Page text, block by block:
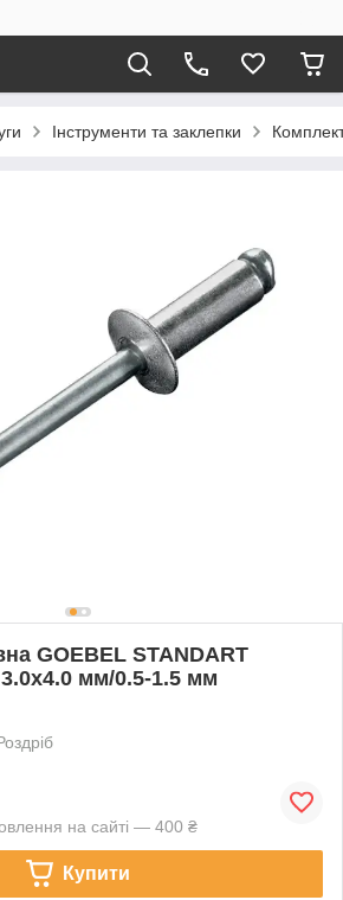
Інструменти та заклепки
GOEBEL STANDART
мм/0.5-1.5 мм
на сайті — 400 ₴
Купити